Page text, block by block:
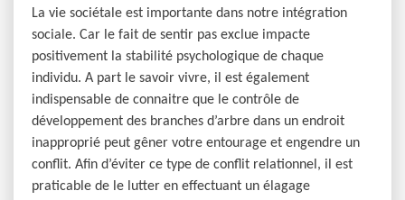
La vie sociétale est importante dans notre intégration
sociale. Car le fait de sentir pas exclue impacte
positivement la stabilité psychologique de chaque
individu. A part le savoir vivre, il est également
indispensable de connaitre que le contrôle de
développement des branches d’arbre dans un endroit
inapproprié peut gêner votre entourage et engendre un
conflit. Afin d’éviter ce type de conflit relationnel, il est
praticable de le lutter en effectuant un élagage